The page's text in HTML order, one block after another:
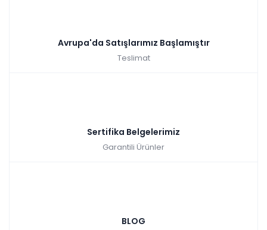
Avrupa'da Satışlarımız Başlamıştır
Teslimat
Sertifika Belgelerimiz
Garantili Ürünler
BLOG